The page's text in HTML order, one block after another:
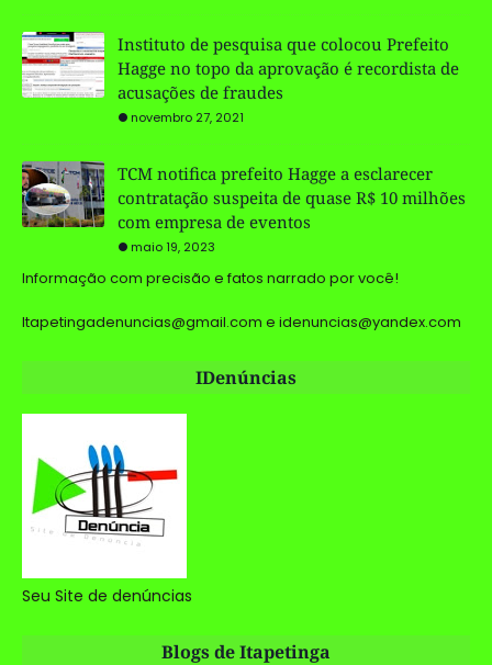
Instituto de pesquisa que colocou Prefeito
Hagge no topo da aprovação é recordista de
acusações de fraudes
novembro 27, 2021
TCM notifica prefeito Hagge a esclarecer
contratação suspeita de quase R$ 10 milhões
com empresa de eventos
maio 19, 2023
Informação com precisão e fatos narrado por você!
Itapetingadenuncias@gmail.com e idenuncias@yandex.com
IDenúncias
Seu Site de denúncias
Blogs de Itapetinga